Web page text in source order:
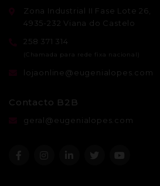
Zona Industrial II Fase Lote 26,
4935-232 Viana do Castelo
258 371 314
lojaonline@eugenialopes.com
Contacto B2B
geral@eugenialopes.com